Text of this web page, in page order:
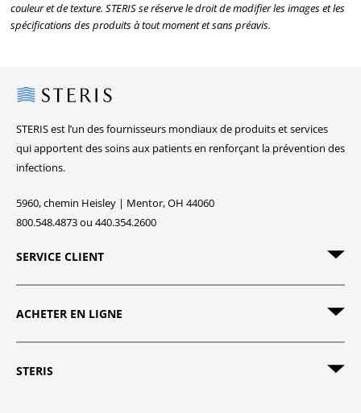
couleur et de texture. STERIS se réserve le droit de modifier les images et les
spécifications des produits à tout moment et sans préavis.
Steris
STERIS est l’un des fournisseurs mondiaux de produits et services
qui apportent des soins aux patients en renforçant la prévention des
infections.
5960, chemin Heisley | Mentor, OH 44060
800.548.4873 ou 440.354.2600
SERVICE CLIENT
ACHETER EN LIGNE
STERIS